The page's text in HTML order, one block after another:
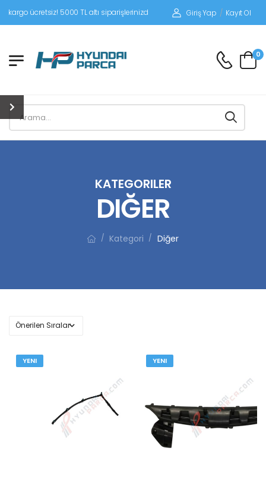
5000 TL altı siparişlerinizde siparişleriniz alıcı ödemeli gönderilir.
Giriş Yap / Kayıt Ol
0
KATEGORILER
DIĞER
/ Kategori / Diğer
YENI YENI